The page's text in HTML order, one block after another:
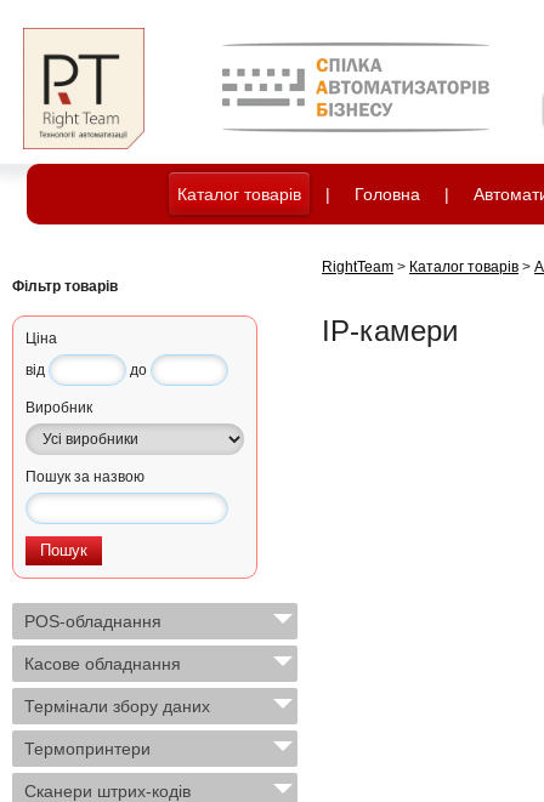
Каталог товарів | Головна |
Фільтр товарів
Ціна
від
до
Виробник
Пошук за назвою
POS-обладнання
Касове обладнання
Термінали збору даних
Термопринтери
Сканери штрих-кодів
RightTeam > Каталог товарів >
IP-камери